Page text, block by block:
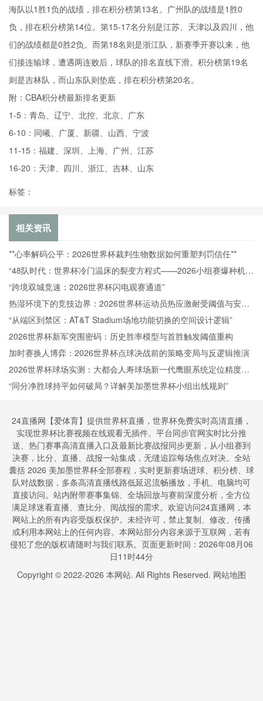
海队以1胜1负的战绩，排在积分榜第13名。广州队的战绩是1胜0
负，排在积分榜第14位。第15-17名分别是江苏、天津以及四川，他
们的战绩都是0胜2负。而第18名则是浙江队，新赛季开赛以来，他
们接连输球，遭遇两连败后，球队的排名直线下滑。积分榜第19名
则是吉林队，而山东队则垫底，排在积分榜第20名。
附：CBA积分榜最新排名更新
1-5：青岛、辽宁、北控、北京、广东
6-10：同曦、广厦、新疆、山西、宁波
11-15：福建、深圳、上海、广州、江苏
16-20：天津、四川、浙江、吉林、山东
标签：
相关资讯
**心率解码公平：2026世界杯裁判生物数据如何重塑判罚信任**
“48队时代：世界杯冷门温床的裂变方程式——2026小组赛爆种机制
与秩序重塑”
“跨境双城竞速：2026世界杯闪电观赛通道”
热湿环境下的竞技边界：2026世界杯运动员热应激耐受阈值与安全
体温标准再定义
“从端区到禁区：AT&T Stadium场地功能切换的空间设计逻辑”
2026世界杯新军突围密码：历史胜率模型与首胜触发阈值重构
加时赛换人博弈：2026世界杯点球决战前的策略变局与反逻辑推演
2026世界杯球场实测：大都会人寿球场新一代鹰眼系统定位精度技
术解析
“同分净胜球持平如何破局？详解美加墨世界杯小组出线规则”
24直播网【爱体育】提供世界杯直播，世界杯免费实时高清直播，
实现世界杯比赛视频在线观看无插件。平台同步官网实时比分推
送、热门赛事高清直播入口及最新比赛战报同步更新，从小组赛到
决赛，比分、直播、战报一站集成，无缝追踪每场焦点对决。全站
囊括 2026 美加墨世界杯全部赛程，实时更新赛场进球、积分榜、球
队对战数据，多条高清直播线路低延迟流畅播放，手机、电脑均可
直接访问。站内附带赛事集锦、全场回放与赛前深度分析，全方位
满足球迷看直播、查比分、阅战报的需求。欢迎访问24直播网，本
网站上的所有内容受版权保护。未经许可，禁止复制、修改、传播
或利用本网站上的任何内容。本网站部分内容来源于互联网，若有
侵犯了您的版权请随时与我们联系。页面更新时间：2026年08月06
日11时44分
Copyright © 2022-2026 本网站. All Rights Reserved. 网站地图